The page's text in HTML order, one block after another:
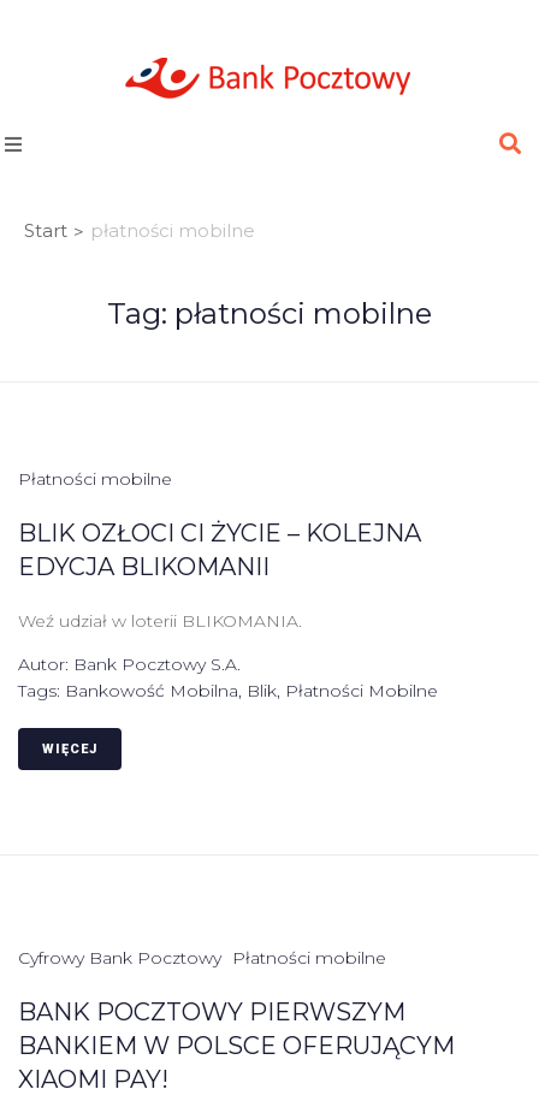
Start > płatności mobilne
Tag: płatności mobilne
Płatności mobilne
BLIK OZŁOCI CI ŻYCIE – KOLEJNA
EDYCJA BLIKOMANII
Weź udział w loterii BLIKOMANIA.
Autor: Bank Pocztowy S.A.
Tags: Bankowość Mobilna, Blik, Płatności Mobilne
WIĘCEJ
Cyfrowy Bank Pocztowy Płatności mobilne
BANK POCZTOWY PIERWSZYM
BANKIEM W POLSCE OFERUJĄCYM
XIAOMI PAY!